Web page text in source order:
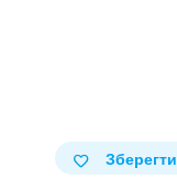
Зберегти